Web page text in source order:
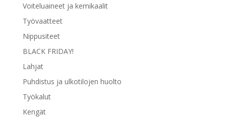
Voiteluaineet ja kemikaalit
Työvaatteet
Nippusiteet
BLACK FRIDAY!
Lahjat
Puhdistus ja ulkotilojen huolto
Työkalut
Kengät